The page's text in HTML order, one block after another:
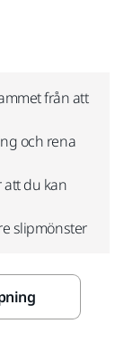
från att
och rena
du kan
slipmönster